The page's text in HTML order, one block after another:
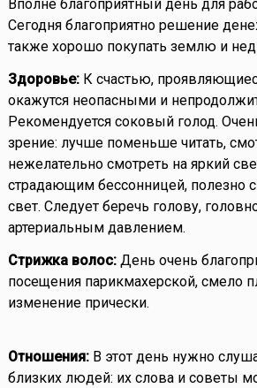
Вполне благоприятный день для
Сегодня благоприятно решение
также хорошо покупать землю и
Здоровье:К счастью,
окажутся неопасными и
Рекомендуется соковый голод.
зрение: лучше поменьше читать,
нежелательно смотреть на яркий
страдающим бессонницей, полезно
свет. Следует беречь голову,
артериальным давлением.
Стрижка волос:День очень
посещения парикмахерской, смело
изменение прически.
Отношения:В этот день нужно
близких людей: их слова и советы